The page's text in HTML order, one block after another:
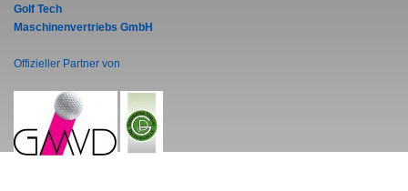
Golf Tech
Maschinenvertriebs GmbH
Offizieller Partner von